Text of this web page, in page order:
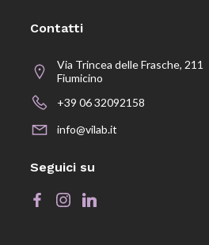
Contatti
Via Trincea delle Frasche, 211
Fiumicino
+39 06 32092158
info@vilab.it
Seguici su